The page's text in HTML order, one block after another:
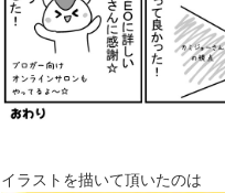
イラストを描いて頂いたのは